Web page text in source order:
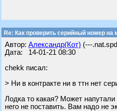
Re: Как проверить серийный номер на
Автор: Александр(Кот) (---
Дата: 14-01-21 08:30
chekk писал:
> Ни в контракте ни в ттн нет
Лодка то какая? Может напутали
него не поставить. Вам надо не